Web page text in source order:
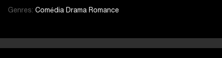
Genres: Comédia Drama Romance